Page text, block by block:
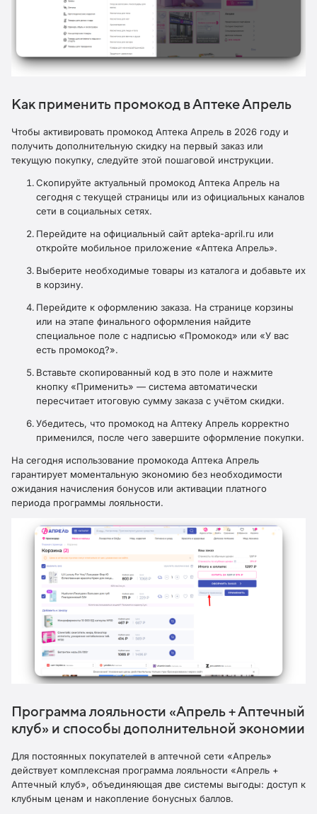
Как применить промокод в Аптеке Апрель
Чтобы активировать промокод Аптека Апрель в 2026 году и
получить дополнительную скидку на первый заказ или
текущую покупку, следуйте этой пошаговой инструкции.
Скопируйте актуальный промокод Аптека Апрель на
сегодня с текущей страницы или из официальных каналов
сети в социальных сетях.
Перейдите на официальный сайт apteka-april.ru или
откройте мобильное приложение «Аптека Апрель».
Выберите необходимые товары из каталога и добавьте их
в корзину.
Перейдите к оформлению заказа. На странице корзины
или на этапе финального оформления найдите
специальное поле с надписью «Промокод» или «У вас
есть промокод?».
Вставьте скопированный код в это поле и нажмите
кнопку «Применить» — система автоматически
пересчитает итоговую сумму заказа с учётом скидки.
Убедитесь, что промокод на Аптеку Апрель корректно
применился, после чего завершите оформление покупки.
На сегодня использование промокода Аптека Апрель
гарантирует моментальную экономию без необходимости
ожидания начисления бонусов или активации платного
периода программы лояльности.
Программа лояльности «Апрель + Аптечный
клуб» и способы дополнительной экономии
Для постоянных покупателей в аптечной сети «Апрель»
действует комплексная программа лояльности «Апрель +
Аптечный клуб», объединяющая две системы выгоды: доступ к
клубным ценам и накопление бонусных баллов.